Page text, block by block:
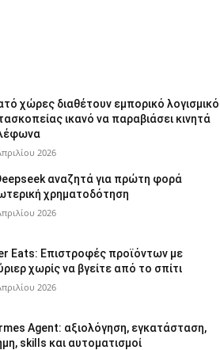
χώρες διαθέτουν εμπορικό λογισμικό
ικανό να παραβιάσει κινητά
2026
αναζητά για πρώτη φορά
χρηματοδότηση
2026
Eats: Επιστροφές προϊόντων με
χωρίς να βγείτε από το σπίτι
2026
Agent: αξιολόγηση, εγκατάσταση,
skills και αυτοματισμοί